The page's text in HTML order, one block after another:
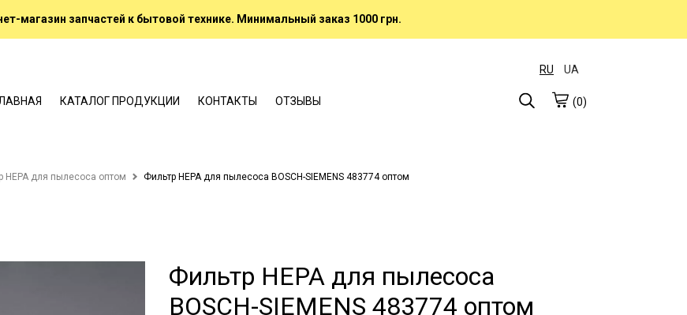
магазин запчастей к бытовой технике. Минимальный заказ 1000 грн.
RU UA
КАТАЛОГ ПРОДУКЦИИ КОНТАКТЫ ОТЗЫВЫ (0)
HEPA для пылесоса оптом Фильтр HEPA для пылесоса BOSCH-SIEMENS 483774 оптом
Фильтр HEPA для пылесоса
BOSCH-SIEMENS 483774 оптом